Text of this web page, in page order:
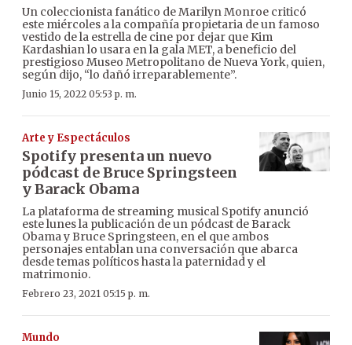
Un coleccionista fanático de Marilyn Monroe criticó
este miércoles a la compañía propietaria de un famoso
vestido de la estrella de cine por dejar que Kim
Kardashian lo usara en la gala MET, a beneficio del
prestigioso Museo Metropolitano de Nueva York, quien,
según dijo, “lo dañó irreparablemente”.
Junio 15, 2022 05:53 p. m.
Arte y Espectáculos
Spotify presenta un nuevo
pódcast de Bruce Springsteen
y Barack Obama
La plataforma de streaming musical Spotify anunció
este lunes la publicación de un pódcast de Barack
Obama y Bruce Springsteen, en el que ambos
personajes entablan una conversación que abarca
desde temas políticos hasta la paternidad y el
matrimonio.
Febrero 23, 2021 05:15 p. m.
Mundo